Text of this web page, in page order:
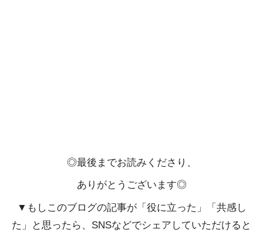
◎最後までお読みくださり、
ありがとうございます◎
▼もしこのブログの記事が「役に立った」「共感し
た」と思ったら、SNSなどでシェアしていただけると